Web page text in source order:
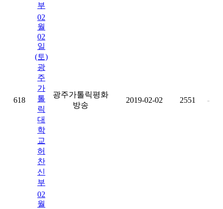
부
618
02
월
02
일
(토)
광
주
가
톨
릭
대
학
교
허
찬
신
부
광주가톨릭평화
방송
2019-02-02 2551 -
02
월